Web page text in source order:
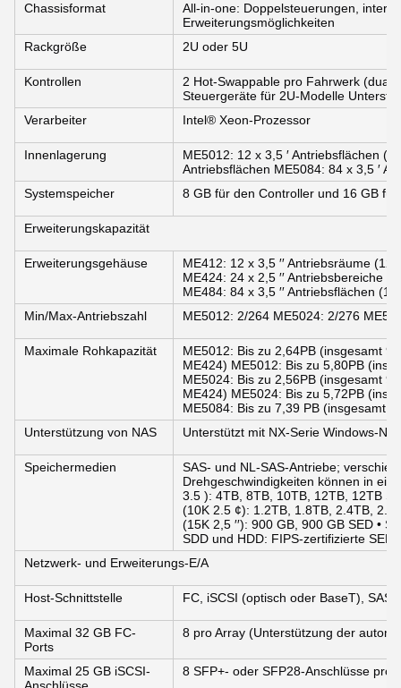
Chassisformat
All-in-one: Doppelsteuerungen,
Erweiterungsmöglichkeiten
Rackgröße
2U oder 5U
Kontrollen
2 Hot-Swappable pro Fahrwerk
Steuergeräte für 2U-Modelle
Verarbeiter
Intel® Xeon-Prozessor
Innenlagerung
ME5012: 12 x 3,5 ′ Antriebsflächen
Antriebsflächen ME5084: 84 x 3,5 ′
Systemspeicher
8 GB für den Controller und 16 GB
Erweiterungskapazität
Erweiterungsgehäuse
ME412: 12 x 3,5 ′′ Antriebsräume (12
ME424: 24 x 2,5 ′′ Antriebsbereiche
ME484: 84 x 3,5 ′′ Antriebsflächen
Min/Max-Antriebszahl
ME5012: 2/264 ME5024: 2/276
Maximale Rohkapazität
ME5012: Bis zu 2,64PB (insgesamt 9
ME424) ME5012: Bis zu 5,80PB
ME5024: Bis zu 2,56PB (insgesamt 9
ME424) ME5024: Bis zu 5,72PB
ME5084: Bis zu 7,39 PB (insgesamt
Unterstützung von NAS
Unterstützt mit NX-Serie Windows-
Speichermedien
SAS- und NL-SAS-Antriebe;
Drehgeschwindigkeiten können in
3.5 ): 4TB, 8TB, 10TB, 12TB, 12TB
(10K 2.5 ¢): 1.2TB, 1.8TB, 2.4TB,
(15K 2,5 ′′): 900 GB, 900 GB SED •
SDD und HDD: FIPS-zertifizierte SED
Netzwerk- und Erweiterungs-E/A
Host-Schnittstelle FC, iSCSI (optisch oder BaseT), SAS
Maximal 32 GB FC-
Ports
8 pro Array (Unterstützung der
Maximal 25 GB iSCSI-
8 SFP+- oder SFP28-Anschlüsse pro